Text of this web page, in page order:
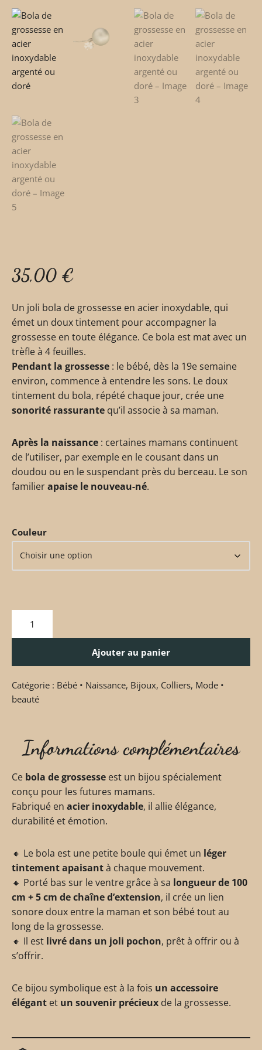
35,00 €
Un joli bola de grossesse en acier inoxydable, qui
émet un doux tintement pour accompagner la
grossesse en toute élégance. Ce bola est mat avec un
trèfle à 4 feuilles.
Pendant la grossesse : le bébé, dès la 19e semaine
environ, commence à entendre les sons. Le doux
tintement du bola, répété chaque jour, crée une
sonorité rassurante qu’il associe à sa maman.
Après la naissance : certaines mamans continuent
de l’utiliser, par exemple en le cousant dans un
doudou ou en le suspendant près du berceau. Le son
familierapaise le nouveau-né.
Couleur
Ajouter au panier
Catégorie : Bébé • Naissance, Bijoux, Colliers, Mode •
beauté
Informations complémentaires
Ce bola de grossesse est un bijou spécialement
conçu pour les futures mamans.
Fabriqué en acier inoxydable, il allie élégance,
durabilité et émotion.
🔸 Le bola est une petite boule qui émet un léger
tintement apaisantà chaque mouvement.
🔸 Porté bas sur le ventre grâce à sa longueur de 100
cm + 5 cm de chaîne d’extension, il crée un lien
sonore doux entre la maman et son bébé tout au
long de la grossesse.
🔸 Il est livré dans un joli pochon, prêt à offrir ou à
s’offrir.
Ce bijou symbolique est à la fois un accessoire
élégant et un souvenir précieux de la grossesse.